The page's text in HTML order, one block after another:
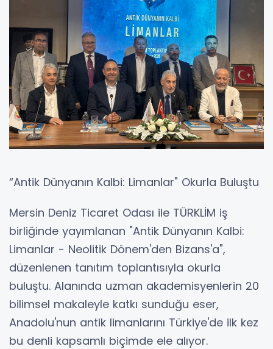
“Antik Dünyanın Kalbi: Limanlar" Okurla Buluştu
Mersin Deniz Ticaret Odası ile TÜRKLİM iş
birliğinde yayımlanan "Antik Dünyanın Kalbi:
Limanlar - Neolitik Dönem'den Bizans'a",
düzenlenen tanıtım toplantısıyla okurla
buluştu. Alanında uzman akademisyenlerin 20
bilimsel makaleyle katkı sunduğu eser,
Anadolu'nun antik limanlarını Türkiye'de ilk kez
bu denli kapsamlı biçimde ele alıyor.